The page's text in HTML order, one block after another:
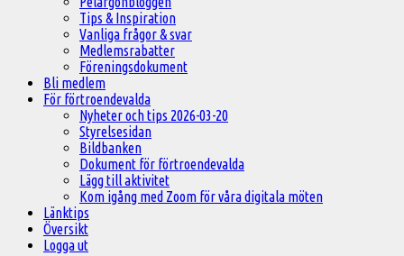
Tips & Inspiration
Vanliga frågor & svar
Medlemsrabatter
Föreningsdokument
Bli medlem
För förtroendevalda
Nyheter och tips 2026-03-20
Styrelsesidan
Bildbanken
Dokument för förtroendevalda
Lägg till aktivitet
Kom igång med Zoom för våra digitala möten
Länktips
Översikt
Logga ut